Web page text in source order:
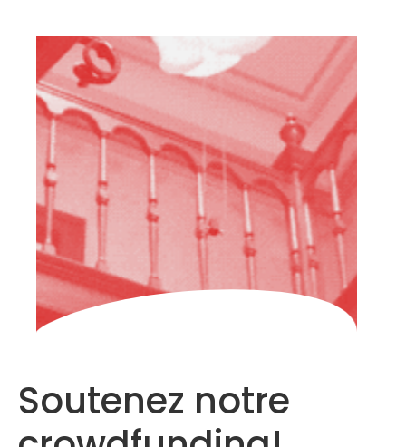
HOME
À
PROPOS
NOUS
PARTICIPER
ARCHIVES
FRANÇAIS
Soutenez notre